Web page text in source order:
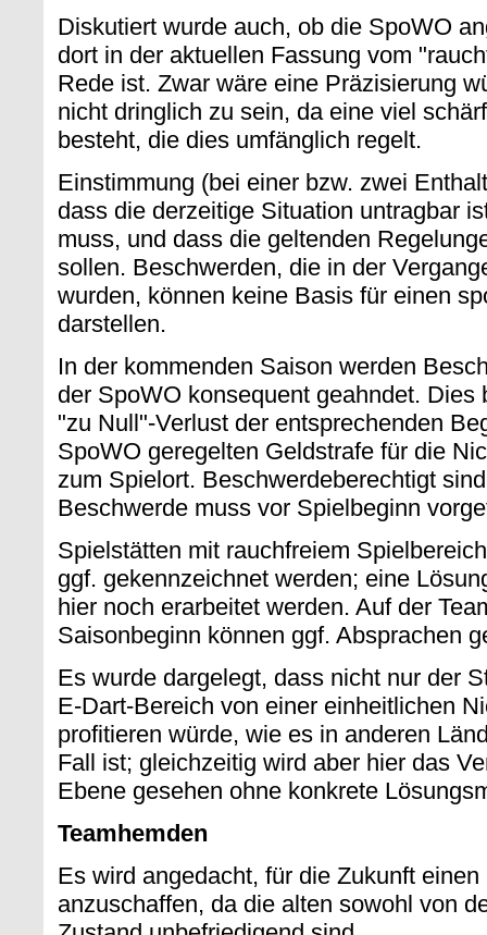
Diskutiert wurde auch, ob die SpoWO
dort in der aktuellen Fassung vom
Rede ist. Zwar wäre eine Präzisierung
nicht dringlich zu sein, da eine viel
besteht, die dies umfänglich regelt.
Einstimmung (bei einer bzw. zwei
dass die derzeitige Situation untragbar
muss, und dass die geltenden
sollen. Beschwerden, die in der
wurden, können keine Basis für einen
darstellen.
In der kommenden Saison werden
der SpoWO konsequent geahndet. Dies
"zu Null"-Verlust der entsprechenden
SpoWO geregelten Geldstrafe für die
zum Spielort. Beschwerdeberechtigt
Beschwerde muss vor Spielbeginn
Spielstätten mit rauchfreiem
ggf. gekennzeichnet werden; eine
hier noch erarbeitet werden. Auf der
Saisonbeginn können ggf. Absprachen
Es wurde dargelegt, dass nicht nur der
E-Dart-Bereich von einer einheitlichen
profitieren würde, wie es in anderen
Fall ist; gleichzeitig wird aber hier das
Ebene gesehen ohne konkrete
Teamhemden
Es wird angedacht, für die Zukunft
anzuschaffen, da die alten sowohl von